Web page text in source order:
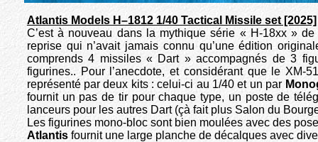
Atlantis Models H–1812 1/40 Tactical Missile set [2025]
C’est à nouveau dans la mythique série « H-18xx »
reprise qui n’avait jamais connu qu’une édition
comprends 4 missiles « Dart » accompagnés de 3
figurines.. Pour l’anecdote, et considérant que le XM-
représenté par deux kits : celui-ci au 1/40 et un par
fournit un pas de tir pour chaque type, un poste de
lanceurs pour les autres Dart (çà fait plus Salon du
Les figurines mono-bloc sont bien moulées avec des
Atlantisfournit une large planche de décalques avec